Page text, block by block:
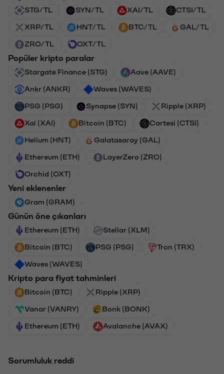
STG/TL SYN/TL XAI/TL CTSI/TL
XRP/TL HNT/TL BTC/TL GAL/TL
ZRO/TL OXT/TL
Popüler kripto paralar
Stargate Finance (STG) Aave (AAVE)
Ankr (ANKR) Waves (WAVES)
PSG (PSG) Synapse (SYN) Ripple (XRP)
Xai (XAI) Bitcoin (BTC) Cartesi (CTSI)
Helium (HNT) Galatasaray (GAL)
Ethereum (ETH) LayerZero (ZRO)
Orchid (OXT)
Yeni eklenenler
Gram (GRAM)
Günün öne çıkanları
Ethereum (ETH) Stellar (XLM)
Bitcoin (BTC) PSG (PSG) Tron (TRX)
Waves (WAVES)
Kripto para fiyat tahminleri
Bitcoin (BTC) Ripple (XRP)
Vanar (VANRY) Bonk (BONK)
Ethereum (ETH) Avalanche (AVAX)
Sorumluluk reddi